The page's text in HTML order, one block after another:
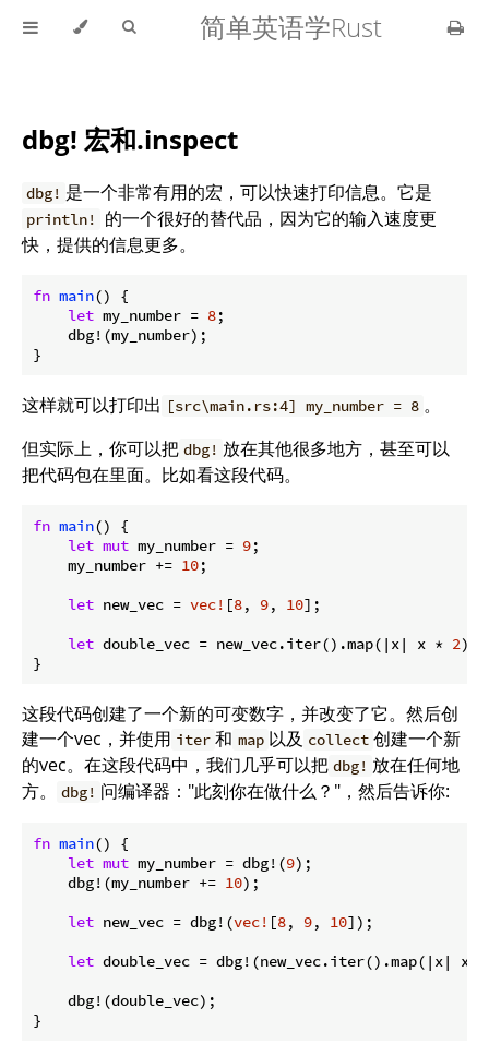
简单英语学Rust
dbg! 宏和.inspect
dbg! 是一个非常有用的宏，可以快速打印信息。它是
println!
的一个很好的替代品，因为它的输入速度更
快，提供的信息更多。
fn main() {
let my_number = 8;
    dbg!(my_number);
}
这样就可以打印出 [src\main.rs:4] my_number = 8 。
但实际上，你可以把 dbg! 放在其他很多地方，甚至可以
把代码包在里面。比如看这段代码。
fn main() {
let mut my_number = 9;
    my_number +=
10;
let new_vec = vec! [8, 9, 10];
let double_vec = new_vec.iter().map(|x| x * 2
}
这段代码创建了一个新的可变数字，并改变了它。然后创
建一个vec，并使用 iter 和 map 以及 collect 创建一个新
的vec。在这段代码中，我们几乎可以把 dbg! 放在任何地
方。
dbg! 问编译器："此刻你在做什么？"，然后告诉你:
fn main() {
let mut my_number = dbg!(9);
    dbg!(my_number +=
10);
let new_vec = dbg!(vec! [8, 9, 10]);
let double_vec = dbg!(new_vec.iter().map(|x| x
    dbg!(double_vec);
}